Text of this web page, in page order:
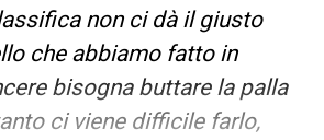
non ci dà il giusto
che abbiamo fatto in
bisogna buttare la palla
ci viene difficile farlo,